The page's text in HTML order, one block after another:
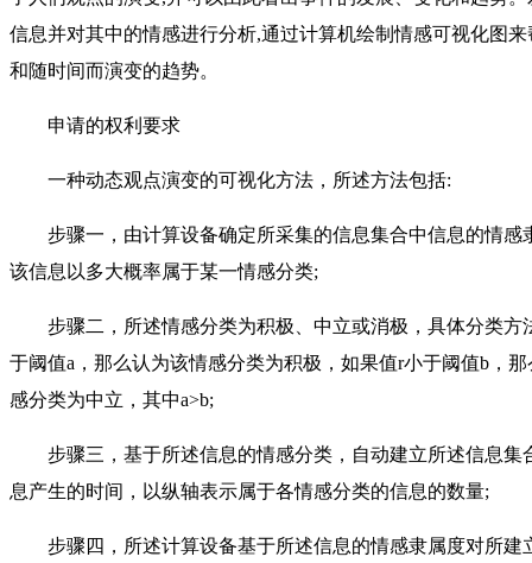
信息并对其中的情感进行分析,通过计算机绘制情感可视化图
和随时间而演变的趋势。
申请的权利要求
一种动态观点演变的可视化方法，所述方法包括:
步骤一，由计算设备确定所采集的信息集合中信息的情感
该信息以多大概率属于某一情感分类;
步骤二，所述情感分类为积极、中立或消极，具体分类方
于阈值a，那么认为该情感分类为积极，如果值r小于阈值b，
感分类为中立，其中a>b;
步骤三，基于所述信息的情感分类，自动建立所述信息集
息产生的时间，以纵轴表示属于各情感分类的信息的数量;
步骤四，所述计算设备基于所述信息的情感隶属度对所建